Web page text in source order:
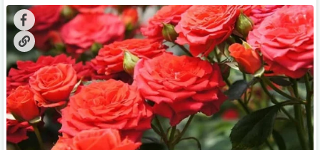
გამოკვება სჭირდებათ. ზაფხულის პერიოდში მცენარის
მოთხოვნილებები იცვლება, ამიტომ მნიშვნელოვანია
ვიცოდეთ, რომელი სასუქები გამოიყენება ამ დროს.
შედეგის მისაღწევად: